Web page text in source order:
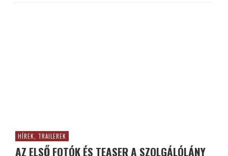
HÍREK, TRAILEREK
AZ ELSŐ FOTÓK ÉS TEASER A SZOLGÁLÓLÁNY